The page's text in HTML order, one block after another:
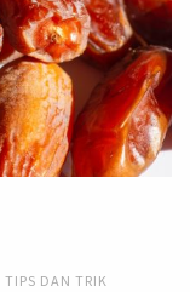
TIPS DAN TRIK